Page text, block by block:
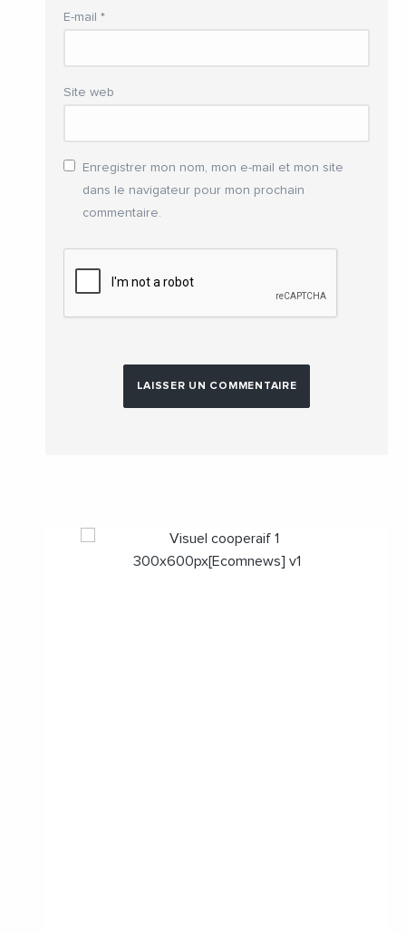
E-mail *
Site web
Enregistrer mon nom, mon e-mail et mon site
dans le navigateur pour mon prochain
commentaire.